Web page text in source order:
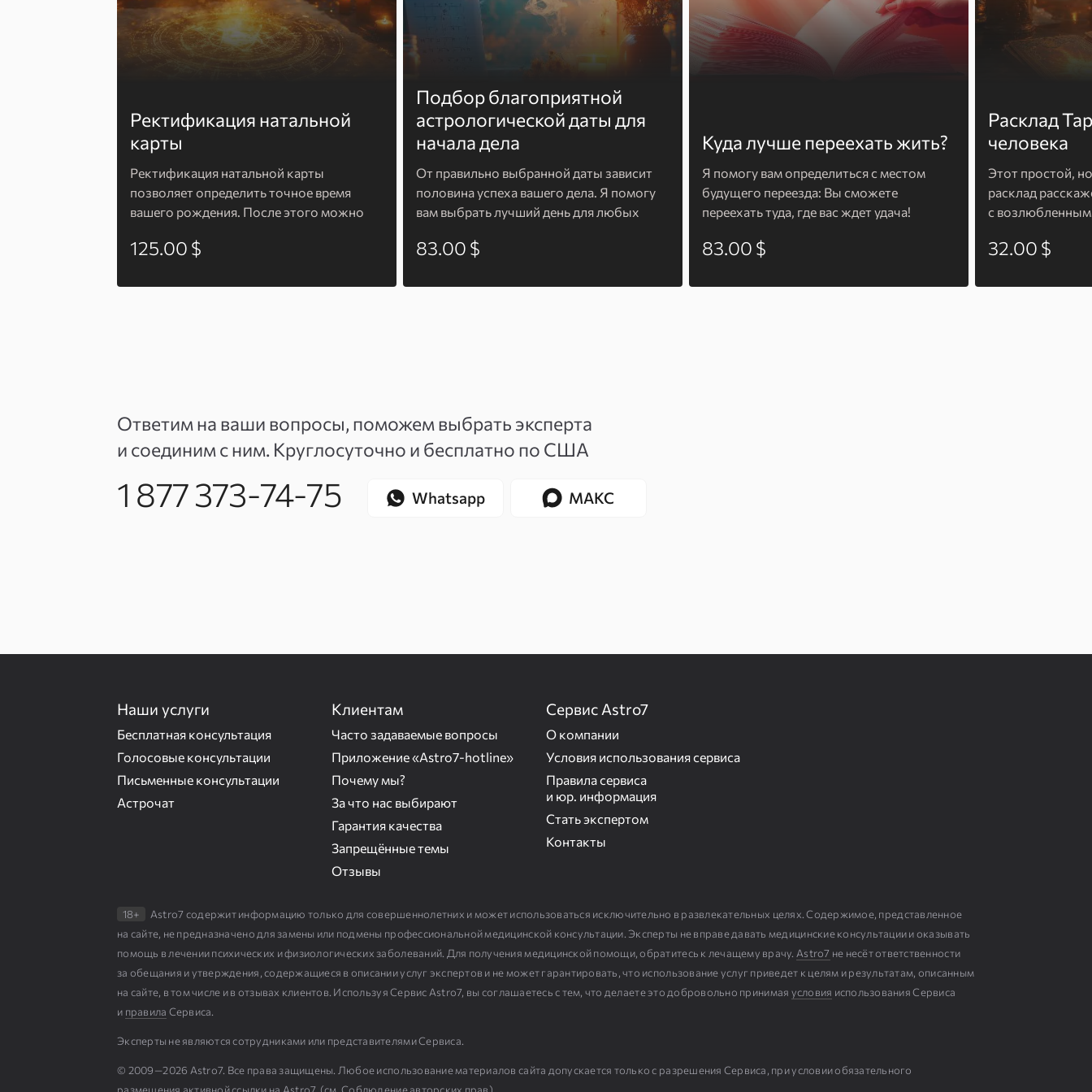
Ректификация натальной
карты
Ректификация натальной карты
позволяет определить точное время
вашего рождения. После этого можно
информация по вашему вопросу будет
125.00 $
Подбор благоприятной
астрологической даты для
начала дела
От правильно выбранной даты зависит
половина успеха вашего дела. Я помогу
вам выбрать лучший день для любых
83.00 $
Куда лучше переехать жить?
Я помогу вам определиться с местом
будущего переезда: Вы сможете
переехать туда, где вас ждет удача!
83.00 $
Расклад
человека
Этот простой,
расклад
с
32.00 $
Ответим на ваши вопросы, поможем выбрать эксперта
и соединим с ним. Круглосуточно и бесплатно по США
1 877 373-74-75 Whatsapp МАКС
Наши услуги
Бесплатная консультация
Голосовые консультации
Письменные консультации
Астрочат
Клиентам
Часто задаваемые вопросы
Приложение «Astro7-hotline»
Почему мы?
За что нас выбирают
Гарантия качества
Запрещённые темы
Отзывы
Сервис Astro7
О компании
Условия использования сервиса
Правила сервиса
и юр. информация
Стать экспертом
Контакты
18+
Astro7 содержит информацию только для совершеннолетних и может использоваться исключительно в развлекательных целях. Содержимое, представленное
на сайте, не предназначено для замены или подмены профессиональной медицинской консультации. Эксперты не вправе давать медицинские консультации и оказывать
помощь в лечении психических и физиологических заболеваний. Для получения медицинской помощи, обратитесь к лечащему врачу. Astro7 не несёт ответственности
за обещания и утверждения, содержащиеся в описании услуг экспертов и не может гарантировать, что использование услуг приведет к целям и результатам, описанным
на сайте, в том числе и в отзывах клиентов. Используя Сервис Astro7, вы соглашаетесь с тем, что делаете это добровольно принимая условия использования Сервиса
и правила Сервиса.
Эксперты не являются сотрудниками или представителями Сервиса.
© 2009⁠—⁠2026 Astro7. Все права защищены. Любое использование материалов сайта допускается только с разрешения Сервиса, при условии обязательного